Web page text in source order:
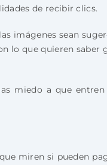
de recibir clics.
imágenes sean
lo que quieren saber
miedo a que
miren si pueden